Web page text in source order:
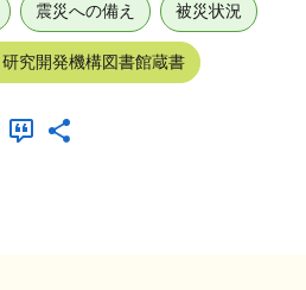
震災への備え 被災状況
究開発機構図書館蔵書